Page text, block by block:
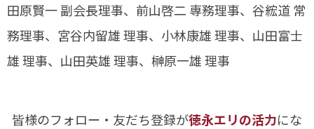
田原賢一 副会長理事、前山啓二 専務理事、谷綋道 常
務理事、宮谷内留雄 理事、小林康雄 理事、山田富士
雄 理事、山田英雄 理事、榊原一雄 理事
皆様のフォロー・友だち登録が徳永エリの活力にな